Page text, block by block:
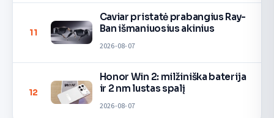
11
Caviar pristatė prabangius Ray-
Ban išmaniuosius akinius
2026-08-07
12
Honor Win 2: milžiniška baterija
ir 2 nm lustas spalį
2026-08-07